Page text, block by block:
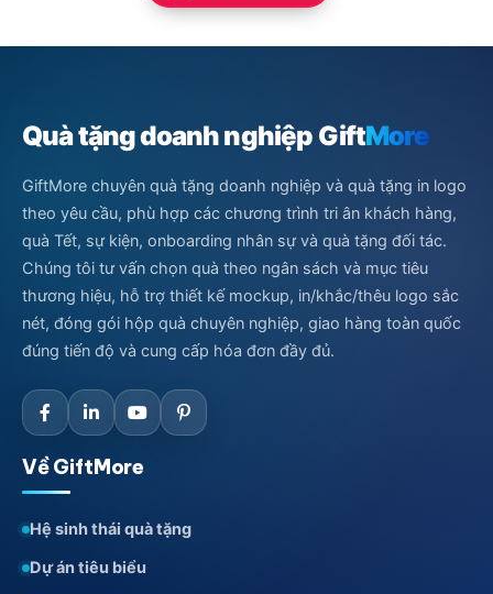
Quà tặng doanh nghiệp GiftMore
GiftMore chuyên quà tặng doanh nghiệp và quà tặng in logo
theo yêu cầu, phù hợp các chương trình tri ân khách hàng,
quà Tết, sự kiện, onboarding nhân sự và quà tặng đối tác.
Chúng tôi tư vấn chọn quà theo ngân sách và mục tiêu
thương hiệu, hỗ trợ thiết kế mockup, in/khắc/thêu logo sắc
nét, đóng gói hộp quà chuyên nghiệp, giao hàng toàn quốc
đúng tiến độ và cung cấp hóa đơn đầy đủ.
Về GiftMore
Hệ sinh thái quà tặng
Dự án tiêu biểu